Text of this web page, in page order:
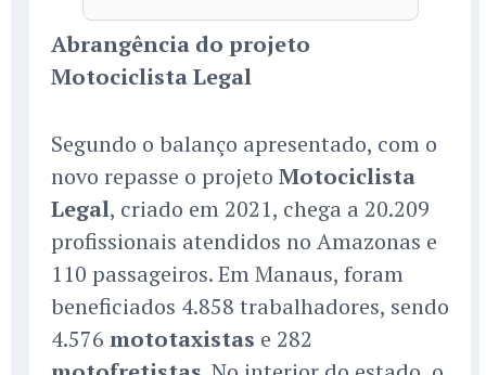
Abrangência do projeto
Motociclista Legal
Segundo o balanço apresentado, com o
novo repasse o projeto Motociclista
Legal, criado em 2021, chega a 20.209
profissionais atendidos no Amazonas e
110 passageiros. Em Manaus, foram
beneficiados 4.858 trabalhadores, sendo
4.576 mototaxistas e 282